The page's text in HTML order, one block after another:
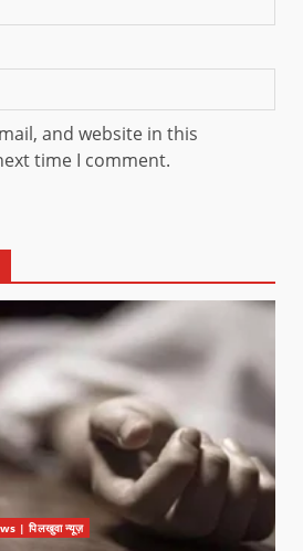
and website in this
time I comment.
| पिलखुवा न्यूज़